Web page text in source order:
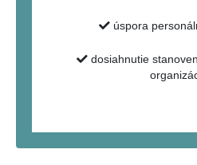
úspora
dosiahnutie